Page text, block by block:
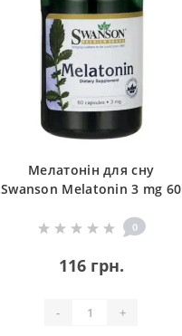
Мелатонін для сну
Swanson Melatonin 3 mg 60
0
116 грн.
- +